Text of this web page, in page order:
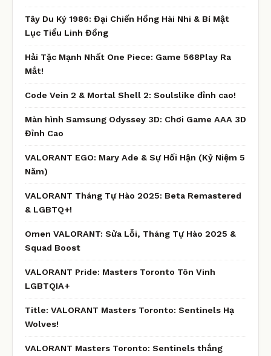
Tây Du Ký 1986: Đại Chiến Hồng Hài Nhi & Bí Mật
Lục Tiểu Linh Đồng
Hải Tặc Mạnh Nhất One Piece: Game 568Play Ra
Mắt!
Code Vein 2 & Mortal Shell 2: Soulslike đỉnh cao!
Màn hình Samsung Odyssey 3D: Chơi Game AAA 3D
Đỉnh Cao
VALORANT EGO: Mary Ade & Sự Hối Hận (Kỷ Niệm 5
Năm)
VALORANT Tháng Tự Hào 2025: Beta Remastered
& LGBTQ+!
Omen VALORANT: Sửa Lỗi, Tháng Tự Hào 2025 &
Squad Boost
VALORANT Pride: Masters Toronto Tôn Vinh
LGBTQIA+
Title: VALORANT Masters Toronto: Sentinels Hạ
Wolves!
VALORANT Masters Toronto: Sentinels thắng